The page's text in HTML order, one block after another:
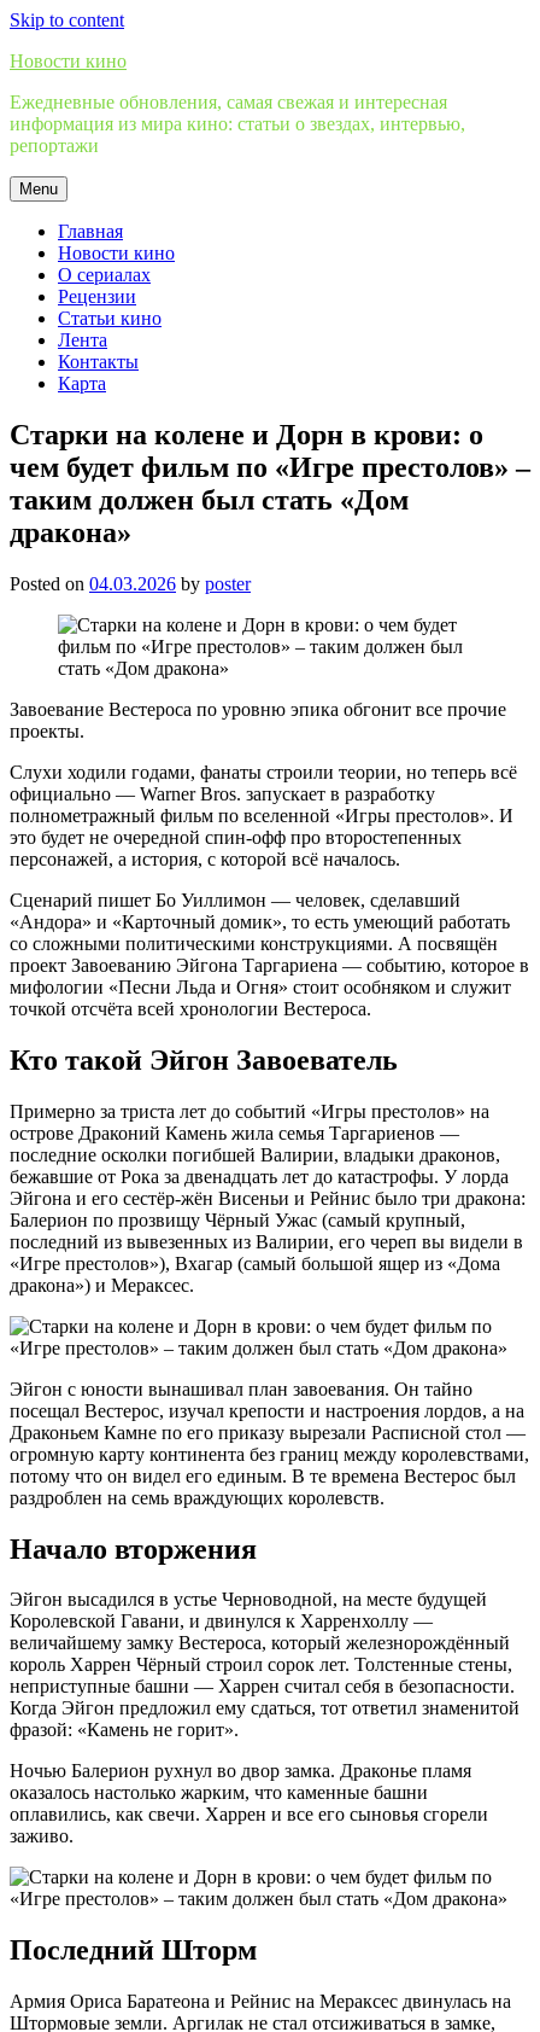
Skip to content
Новости кино
Ежедневные обновления, самая свежая и интересная
информация из мира кино: статьи о звездах, интервью,
репортажи
Menu
Главная
Новости кино
О сериалах
Рецензии
Статьи кино
Лента
Контакты
Карта
Старки на колене и Дорн в крови: о
чем будет фильм по «Игре престолов» –
таким должен был стать «Дом
дракона»
Posted on 04.03.2026 by poster
Завоевание Вестероса по уровню эпика обгонит все прочие
проекты.
Слухи ходили годами, фанаты строили теории, но теперь всё
официально — Warner Bros. запускает в разработку
полнометражный фильм по вселенной «Игры престолов». И
это будет не очередной спин-офф про второстепенных
персонажей, а история, с которой всё началось.
Сценарий пишет Бо Уиллимон — человек, сделавший
«Андора» и «Карточный домик», то есть умеющий работать
со сложными политическими конструкциями. А посвящён
проект Завоеванию Эйгона Таргариена — событию, которое в
мифологии «Песни Льда и Огня» стоит особняком и служит
точкой отсчёта всей хронологии Вестероса.
Кто такой Эйгон Завоеватель
Примерно за триста лет до событий «Игры престолов» на
острове Драконий Камень жила семья Таргариенов —
последние осколки погибшей Валирии, владыки драконов,
бежавшие от Рока за двенадцать лет до катастрофы. У лорда
Эйгона и его сестёр-жён Висеньи и Рейнис было три дракона:
Балерион по прозвищу Чёрный Ужас (самый крупный,
последний из вывезенных из Валирии, его череп вы видели в
«Игре престолов»), Вхагар (самый большой ящер из «Дома
дракона») и Мераксес.
Эйгон с юности вынашивал план завоевания. Он тайно
посещал Вестерос, изучал крепости и настроения лордов, а на
Драконьем Камне по его приказу вырезали Расписной стол —
огромную карту континента без границ между королевствами,
потому что он видел его единым. В те времена Вестерос был
раздроблен на семь враждующих королевств.
Начало вторжения
Эйгон высадился в устье Черноводной, на месте будущей
Королевской Гавани, и двинулся к Харренхоллу —
величайшему замку Вестероса, который железнорождённый
король Харрен Чёрный строил сорок лет. Толстенные стены,
неприступные башни — Харрен считал себя в безопасности.
Когда Эйгон предложил ему сдаться, тот ответил знаменитой
фразой: «Камень не горит».
Ночью Балерион рухнул во двор замка. Драконье пламя
оказалось настолько жарким, что каменные башни
оплавились, как свечи. Харрен и все его сыновья сгорели
заживо.
Последний Шторм
Армия Ориса Баратеона и Рейнис на Мераксес двинулась на
Штормовые земли. Аргилак не стал отсиживаться в замке,